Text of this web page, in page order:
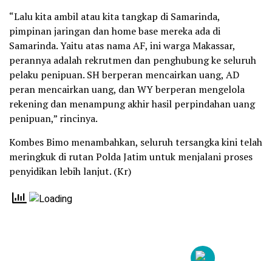
“Lalu kita ambil atau kita tangkap di Samarinda,
pimpinan jaringan dan home base mereka ada di
Samarinda. Yaitu atas nama AF, ini warga Makassar,
perannya adalah rekrutmen dan penghubung ke seluruh
pelaku penipuan. SH berperan mencairkan uang, AD
peran mencairkan uang, dan WY berperan mengelola
rekening dan menampung akhir hasil perpindahan uang
penipuan,” rincinya.
Kombes Bimo menambahkan, seluruh tersangka kini telah
meringkuk di rutan Polda Jatim untuk menjalani proses
penyidikan lebih lanjut. (Kr)